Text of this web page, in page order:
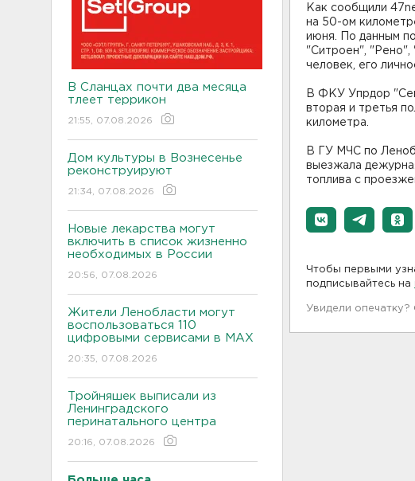
В Сланцах почти два месяца
тлеет террикон
21:55, 07.08.2026
Дом культуры в Вознесенье
реконструируют
21:34, 07.08.2026
Новые лекарства могут
включить в список жизненно
необходимых в России
20:56, 07.08.2026
Жители Ленобласти могут
воспользоваться 110
цифровыми сервисами в МАХ
20:35, 07.08.2026
Тройняшек выписали из
Ленинградского
перинатального центра
20:16, 07.08.2026
Как сообщили
на 50-ом
июня. По данным
"Ситроен", "Рено",
человек, его
В ФКУ Упрдор
вторая и третья
километра.
В ГУ МЧС по
выезжала
топлива с
Чтобы первыми
подписывайтесь на
Увидели